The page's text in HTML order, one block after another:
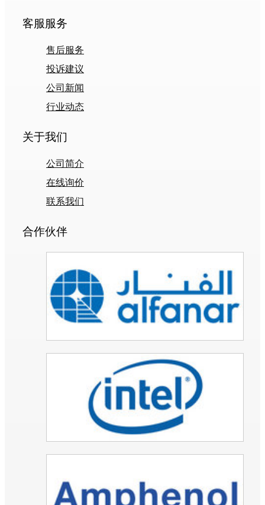
客服服务
售后服务
投诉建议
公司新闻
行业动态
关于我们
公司简介
在线询价
联系我们
合作伙伴